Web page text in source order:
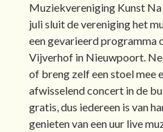
Muziekvereniging Kunst
juli sluit de vereniging het
een gevarieerd programma
Vijverhof in Nieuwpoort.
of breng zelf een stoel mee
afwisselend concert in de
gratis, dus iedereen is van
genieten van een uur live